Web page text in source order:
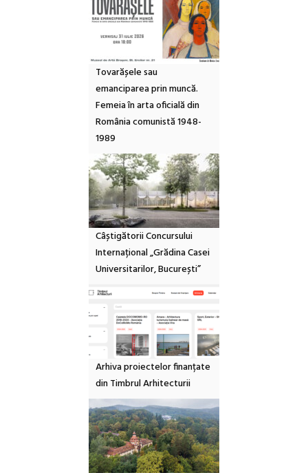
Tovarășele sau
emanciparea prin muncă.
Femeia în arta oficială din
România comunistă 1948-
1989
Câștigătorii Concursului
Internațional „Grădina Casei
Universitarilor, București”
Arhiva proiectelor finanțate
din Timbrul Arhitecturii